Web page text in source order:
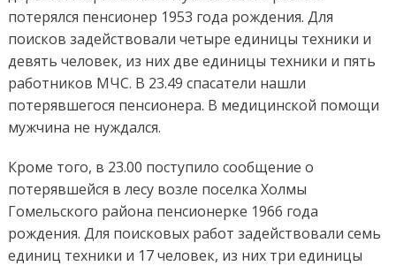
потерялся пенсионер 1953 года рождения. Для
поисков задействовали четыре единицы техники и
девять человек, из них две единицы техники и пять
работников МЧС. В 23.49 спасатели нашли
потерявшегося пенсионера. В медицинской помощи
мужчина не нуждался.
Кроме того, в 23.00 поступило сообщение о
потерявшейся в лесу возле поселка Холмы
Гомельского района пенсионерке 1966 года
рождения. Для поисковых работ задействовали семь
единиц техники и 17 человек, из них три единицы